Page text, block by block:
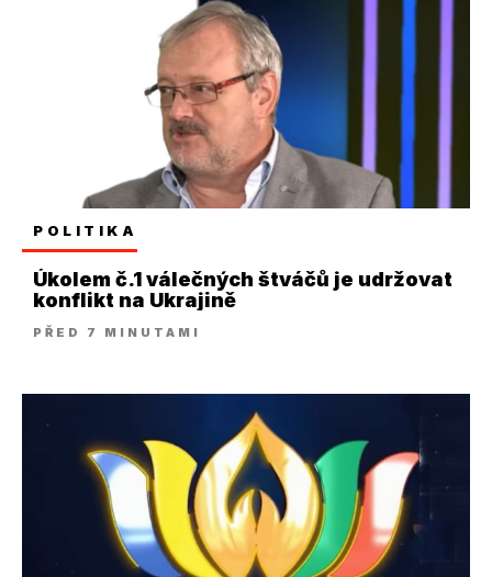
POLITIKA
Úkolem č.1 válečných štváčů je udržovat
konflikt na Ukrajině
PŘED 7 MINUTAMI